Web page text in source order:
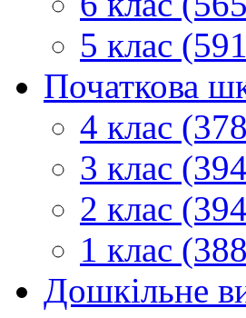
5 клас
Початкова
4 клас
3 клас
2 клас
1 клас
Дошкільне